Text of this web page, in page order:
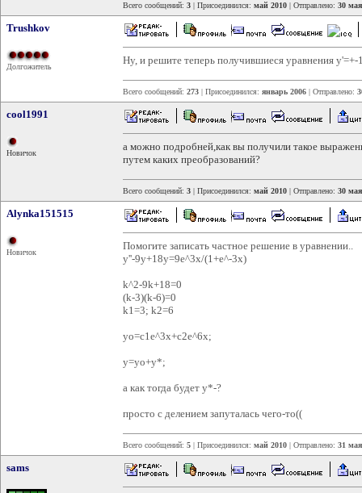
Всего сообщений: 3 | Присоединился: май 2010 | Отправлено: 30
Trushkov
Долгожитель
Ну, и решите теперь получившиеся уравнения
Всего сообщений: 273 | Присоединился: январь 2006 | Отправлено:
cool1991
Новичок
а можно подробней,как вы получили такое
путем каких преобразований?
Всего сообщений: 3 | Присоединился: май 2010 | Отправлено: 30
Alynka151515
Новичок
Помогите записать частное решение в уравнении..
y''-9y+18y=9e^3x/(1+e^-3x)
k^2-9k+18=0
(k-3)(k-6)=0
k1=3; k2=6
yo=c1e^3x+c2e^6x;
y=yo+y*;
а как тогда будет y*-?
просто с делением запуталась чего-то((
Всего сообщений: 5 | Присоединился: май 2010 | Отправлено: 31
sams